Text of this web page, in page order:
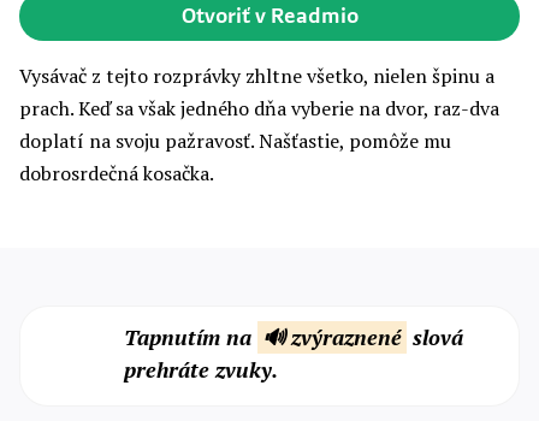
Otvoriť v Readmio
Vysávač z tejto rozprávky zhltne všetko, nielen špinu a
prach. Keď sa však jedného dňa vyberie na dvor, raz-dva
doplatí na svoju pažravosť. Našťastie, pomôže mu
dobrosrdečná kosačka.
Tapnutím na 🔊 zvýraznené slová
prehráte zvuky.